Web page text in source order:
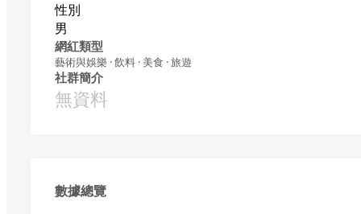
性別
男
網紅類型
藝術與娛樂 · 飲料 · 美食 · 旅遊
社群簡介
無資料
數據總覽